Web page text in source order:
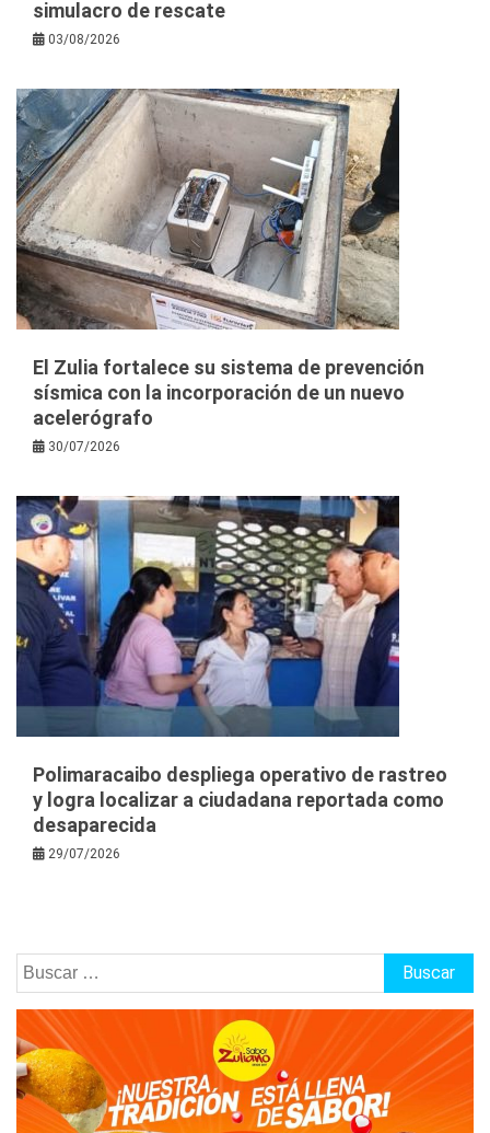
simulacro de rescate
03/08/2026
El Zulia fortalece su sistema de prevención
sísmica con la incorporación de un nuevo
acelerógrafo
30/07/2026
Polimaracaibo despliega operativo de rastreo
y logra localizar a ciudadana reportada como
desaparecida
29/07/2026
Buscar: